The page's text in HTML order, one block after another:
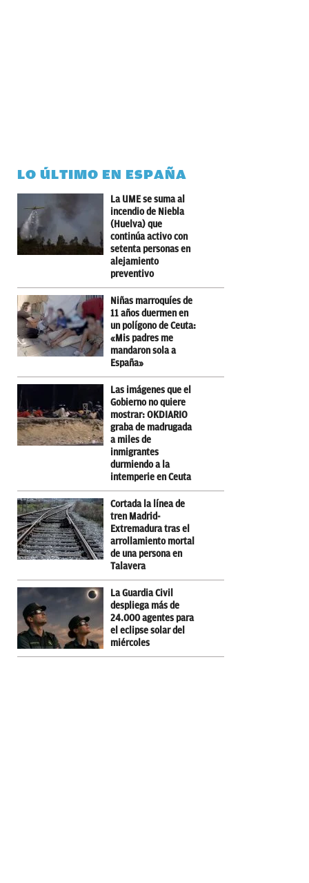
LO ÚLTIMO EN ESPAÑA
La UME se suma al
incendio de Niebla
(Huelva) que
continúa activo con
setenta personas en
alejamiento
preventivo
Niñas marroquíes de
11 años duermen en
un polígono de Ceuta:
«Mis padres me
mandaron sola a
España»
Las imágenes que el
Gobierno no quiere
mostrar: OKDIARIO
graba de madrugada
a miles de
inmigrantes
durmiendo a la
intemperie en Ceuta
Cortada la línea de
tren Madrid-
Extremadura tras el
arrollamiento mortal
de una persona en
Talavera
La Guardia Civil
despliega más de
24.000 agentes para
el eclipse solar del
miércoles